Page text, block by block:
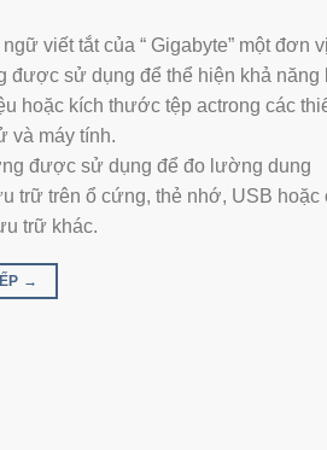
viết tắt của “ Gigabyte” một đơn vị
được sử dụng để thể hiện khả năng
hoặc kích thước tệp actrong các
và máy tính.
được sử dụng để đo lường dung
trữ trên ổ cứng, thẻ nhớ, USB hoặc
trữ khác.
→